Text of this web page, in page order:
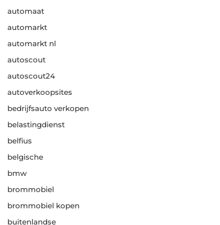
automaat
automarkt
automarkt nl
autoscout
autoscout24
autoverkoopsites
bedrijfsauto verkopen
belastingdienst
belfius
belgische
bmw
brommobiel
brommobiel kopen
buitenlandse